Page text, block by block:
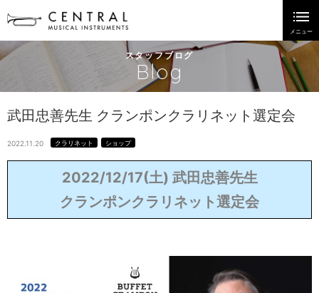
スタッフブログ
Blog
武田忠善先生 クランポンクラリネット選定会
2022.11.20 クラリネット ショップ
2022/12/17(土) 武田忠善先生
クランポンクラリネット選定会